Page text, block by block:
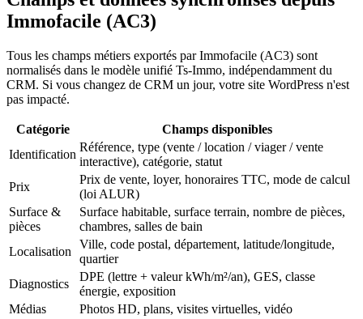
Immofacile (AC3)
Tous les champs métiers exportés par Immofacile (AC3) sont
normalisés dans le modèle unifié Ts-Immo, indépendamment du
CRM. Si vous changez de CRM un jour, votre site WordPress n'est
pas impacté.
Catégorie
Champs disponibles
Identification
Référence, type (vente / location / viager / vente
interactive), catégorie, statut
Prix
Prix de vente, loyer, honoraires TTC, mode de calcul
(loi ALUR)
Surface &
pièces
Surface habitable, surface terrain, nombre de pièces,
chambres, salles de bain
Localisation
Ville, code postal, département, latitude/longitude,
quartier
Diagnostics
DPE (lettre + valeur kWh/m²/an), GES, classe
énergie, exposition
Médias
Photos HD, plans, visites virtuelles, vidéo